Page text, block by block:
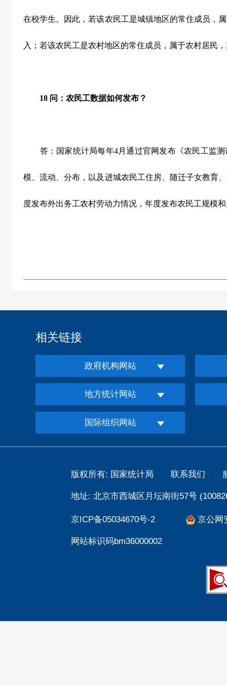
在校学生。因此，若该农民工是城镇地区的常住成员，
入；若该农民工是农村地区的常住成员，属于农村居民
18 问：农民工数据如何发布？
答：国家统计局每年4月通过官网发布《农民工监
模、流动、分布，以及进城农民工住房、随迁子女教育
度发布外出务工农村劳动力情况，年度发布农民工规模
相关链接
政府机构网站
地方统计网站
国际组织网站
版权所有: 国家统计局 联系我们
地址: 北京市西城区月坛南街57号
京ICP备05034670号-2 京公网
网站标识码bm36000002